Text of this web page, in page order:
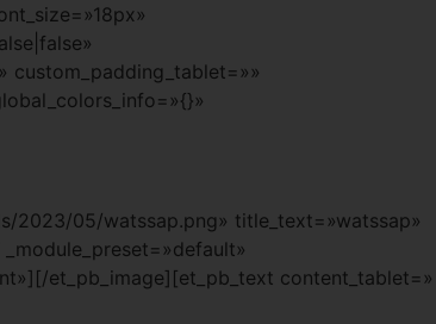
custom_padding_tablet=»»
2023/05/watssap.png» title_text=»watssap»
et_pb_image][et_pb_text content_tablet=»